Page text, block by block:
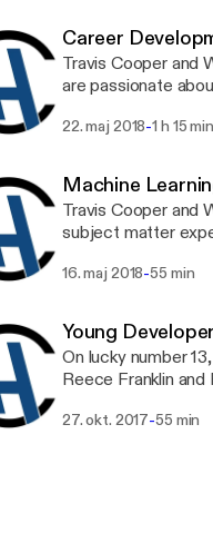
Career
Travis Cooper and
are passionate
They are
22. maj 2018-1 h 15 min
Machine
Travis Cooper and
subject matter
16. maj 2018-55 min
Young
On lucky number
Reece Franklin
27. okt. 2017-55 min